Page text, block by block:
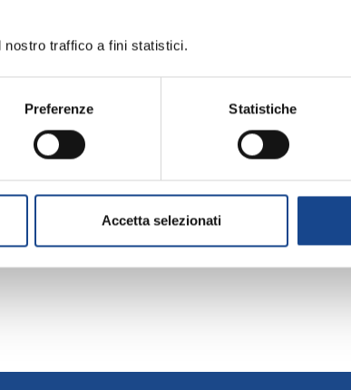
traffico a fini statistici.
Preferenze Statistiche
Accetta selezionati